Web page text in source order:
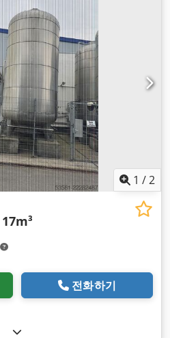
1 /2
17m³
전화하기